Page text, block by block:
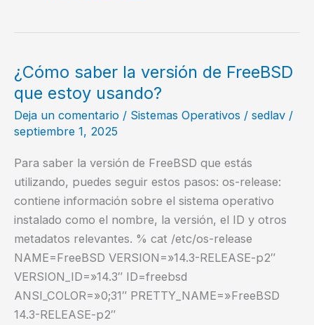
¿Cómo saber la versión de FreeBSD
que estoy usando?
Deja un comentario / Sistemas Operativos / sedlav /
septiembre 1, 2025
Para saber la versión de FreeBSD que estás
utilizando, puedes seguir estos pasos: os-release:
contiene información sobre el sistema operativo
instalado como el nombre, la versión, el ID y otros
metadatos relevantes. % cat /etc/os-release
NAME=FreeBSD VERSION=»14.3-RELEASE-p2″
VERSION_ID=»14.3″ ID=freebsd
ANSI_COLOR=»0;31″ PRETTY_NAME=»FreeBSD
14.3-RELEASE-p2″